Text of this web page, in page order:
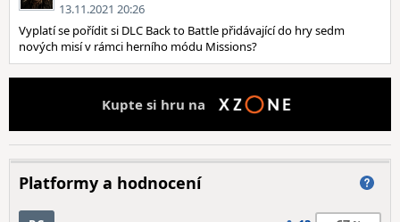
13.11.2021 20:26
Vyplatí se pořídit si DLC Back to Battle přidávající do hry sedm
nových misí v rámci herního módu Missions?
Kupte si hru na
Platformy a hodnocení